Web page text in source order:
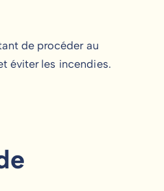
de procéder au
éviter les incendies.